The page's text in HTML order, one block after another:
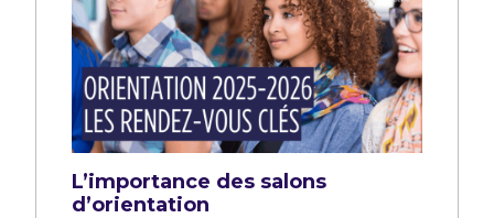
L’importance des salons
d’orientation